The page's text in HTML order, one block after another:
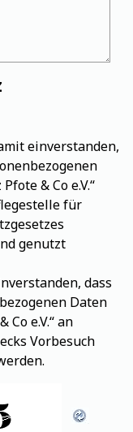
einverstanden,
& Co e.V.“
für
genutzt
dass
Daten
e.V.“ an
Vorbesuch